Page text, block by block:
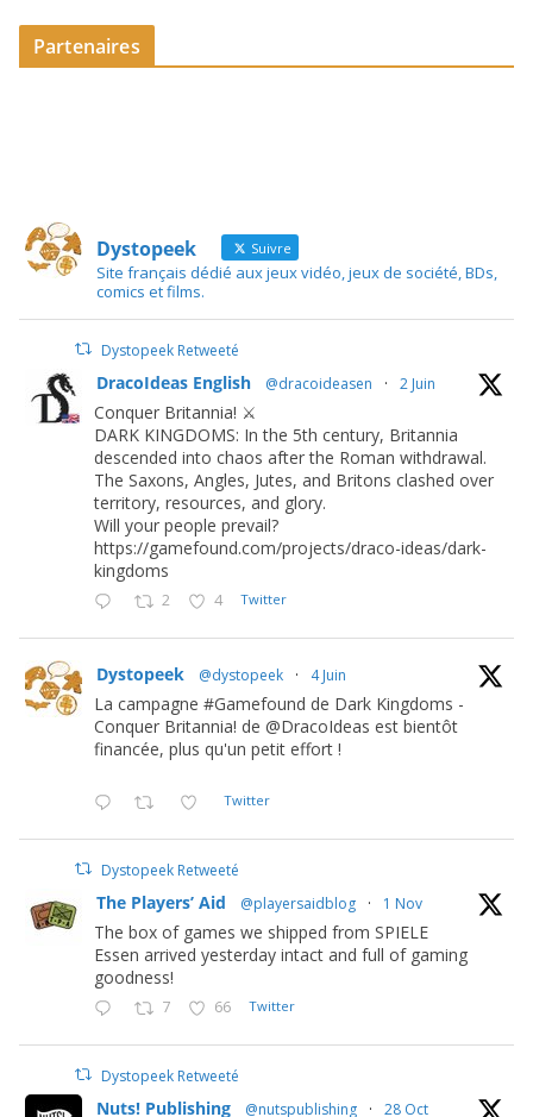
Partenaires
Dystopeek Suivre
Site français dédié aux jeux vidéo, jeux de société, BDs,
comics et films.
Dystopeek Retweeté
DracoIdeas English @dracoideasen · 2 Juin
Conquer Britannia! ⚔️
DARK KINGDOMS: In the 5th century, Britannia
descended into chaos after the Roman withdrawal.
The Saxons, Angles, Jutes, and Britons clashed over
territory, resources, and glory.
Will your people prevail?
https://gamefound.com/projects/draco-ideas/dark-
kingdoms
2 4 Twitter
Dystopeek @dystopeek · 4 Juin
La campagne #Gamefound de Dark Kingdoms -
Conquer Britannia! de @DracoIdeas est bientôt
financée, plus qu'un petit effort !
Twitter
Dystopeek Retweeté
The Players’ Aid @playersaidblog · 1 Nov
The box of games we shipped from SPIELE
Essen arrived yesterday intact and full of gaming
goodness!
7 66 Twitter
Dystopeek Retweeté
Nuts! Publishing @nutspublishing · 28 Oct